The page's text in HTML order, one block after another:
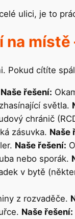
ulici, je to
na místě
Pokud cítíte
Naše řešení:
světla.
chránič
zásuvka. Naše
Naše řešení:
nebo sporák.
v bytě
z rozvaděče.
Naše řešení: